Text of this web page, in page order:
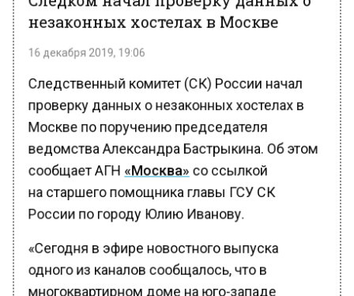
незаконных хостелах в Москве
Следственный комитет (СК) России начал
проверку данных о незаконных хостелах в
Москве по поручению председателя
ведомства Александра Бастрыкина. Об этом
сообщает АГН
«Москва»
со ссылкой
на старшего помощника главы ГСУ СК
России по городу Юлию Иванову.
«Сегодня в эфире новостного выпуска
одного из каналов сообщалось, что в
многоквартирном доме на юго-западе